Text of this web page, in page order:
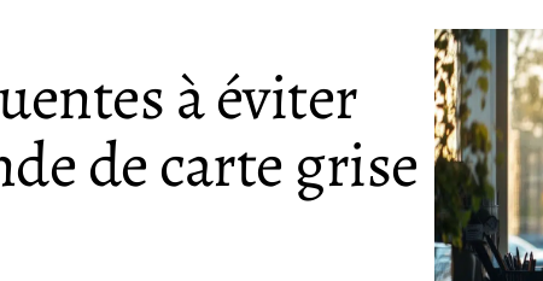
à éviter
de carte grise